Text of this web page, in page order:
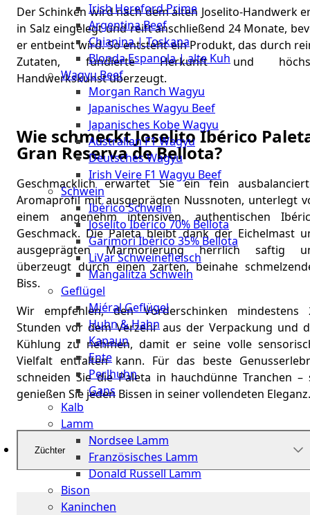
Stuttgart
Irish Hereford Prime
Argentina Beef
Chianina | Toskana
Blonda Espanola | alte Kuh
Wagyu Beef
Morgan Ranch Wagyu
Japanisches Wagyu Beef
Japanisches Kobe Wagyu
Australian F1 Wagyu
Deutsches Wagyu
Irish Veire F1 Wagyu Beef
Schwein
Ibérico Schwein
Joselito Ibérico 70% Bellota
Garimori Ibérico 35% Bellota
LiVar Schweinefleisch
Mangalitza Schwein
Geflügel
Miéral Geflügel
Huhn & Hahn
Kapaun
Ente
Perlhuhn
Gans
Kalb
Lamm
Nordsee Lamm
Französisches Lamm
Donald Russell Lamm
Bison
Kaninchen
Der Schinken wird nach dem alten Joselito-Handwerk
in Salz eingelegt und reift anschließend 24 Monate,
er entbeint wird. So entsteht ein Produkt, das durch
Zutaten, fundierte Herkunft und
Handwerkskunst überzeugt.
Wie schmeckt Joselito Ibérico
Gran Reserva de Bellota?
Geschmacklich erwartet Sie ein fein
Aromaprofil mit ausgeprägten Nussnoten, unterlegt
einem angenehm intensiven, authentischen
Geschmack. Die Paleta bleibt dank der Eichelmast
ausgeprägten Marmorierung herrlich saftig
überzeugt durch einen zarten, beinahe
Biss.
Wir empfehlen, den Vorderschinken mindestens
Stunden vor dem Verzehr aus der Verpackung und
Kühlung zu nehmen, damit er seine volle
Vielfalt entfalten kann. Für das beste
schneiden Sie die Paleta in hauchdünne Tranchen –
genießen Sie jeden Bissen in seiner vollendeten Eleganz.
Züchter